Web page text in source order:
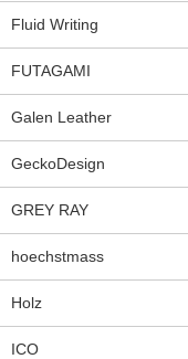
Fluid Writing
FUTAGAMI
Galen Leather
GeckoDesign
GREY RAY
hoechstmass
Holz
ICO